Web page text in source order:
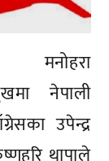
मनोहरा
नेपाली
उपेन्द्र